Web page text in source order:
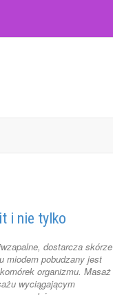
i nie tylko
dostarcza skórze
miodem pobudzany jest
organizmu. Masaż
wyciągającym